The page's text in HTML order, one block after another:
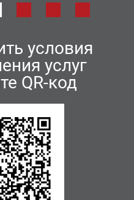
условия
услуг
QR-код